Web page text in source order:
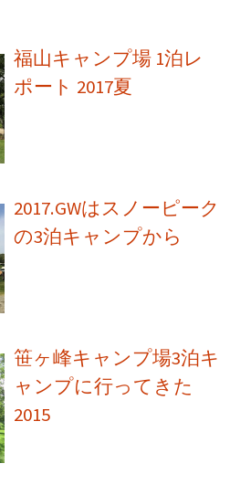
福山キャンプ場 1泊レ
ポート 2017夏
2017.GWはスノーピーク
の3泊キャンプから
笹ヶ峰キャンプ場3泊キ
ャンプに行ってきた
2015